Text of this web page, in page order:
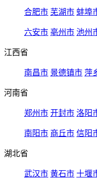
合肥市 芜湖市 蚌埠
六安市 亳州市 池州
江西省
南昌市 景德镇市 萍
河南省
郑州市 开封市 洛阳
南阳市 商丘市 信阳
湖北省
武汉市 黄石市 十堰